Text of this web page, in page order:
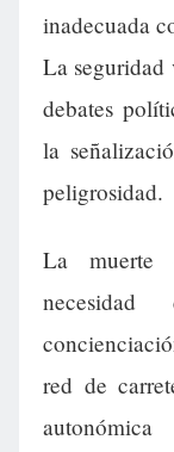
inadecuada
La
debates
la
peligrosidad.
La muerte
red de